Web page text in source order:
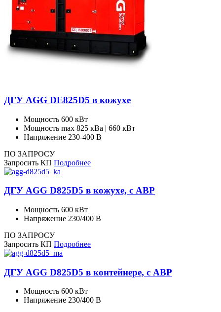
ДГУ AGG DE825D5 в кожухе
Мощность 600 кВт
Мощность max 825 кВа | 660 кВт
Напряжение 230-400 В
ПО ЗАПРОСУ
Запросить КП Подробнее
ДГУ AGG D825D5 в кожухе, с АВР
Мощность 600 кВт
Напряжение 230/400 В
ПО ЗАПРОСУ
Запросить КП Подробнее
ДГУ AGG D825D5 в контейнере, с АВР
Мощность 600 кВт
Напряжение 230/400 В